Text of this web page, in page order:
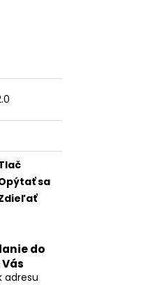
sa
do
adresu